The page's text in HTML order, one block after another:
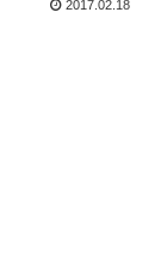
2017.02.18